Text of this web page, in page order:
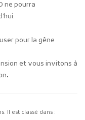
ne pourra
pour la gêne
et vous invitons à
.
Il est classé dans :